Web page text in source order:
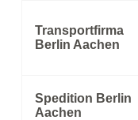
Transportfirma
Berlin Aachen
Spedition Berlin
Aachen